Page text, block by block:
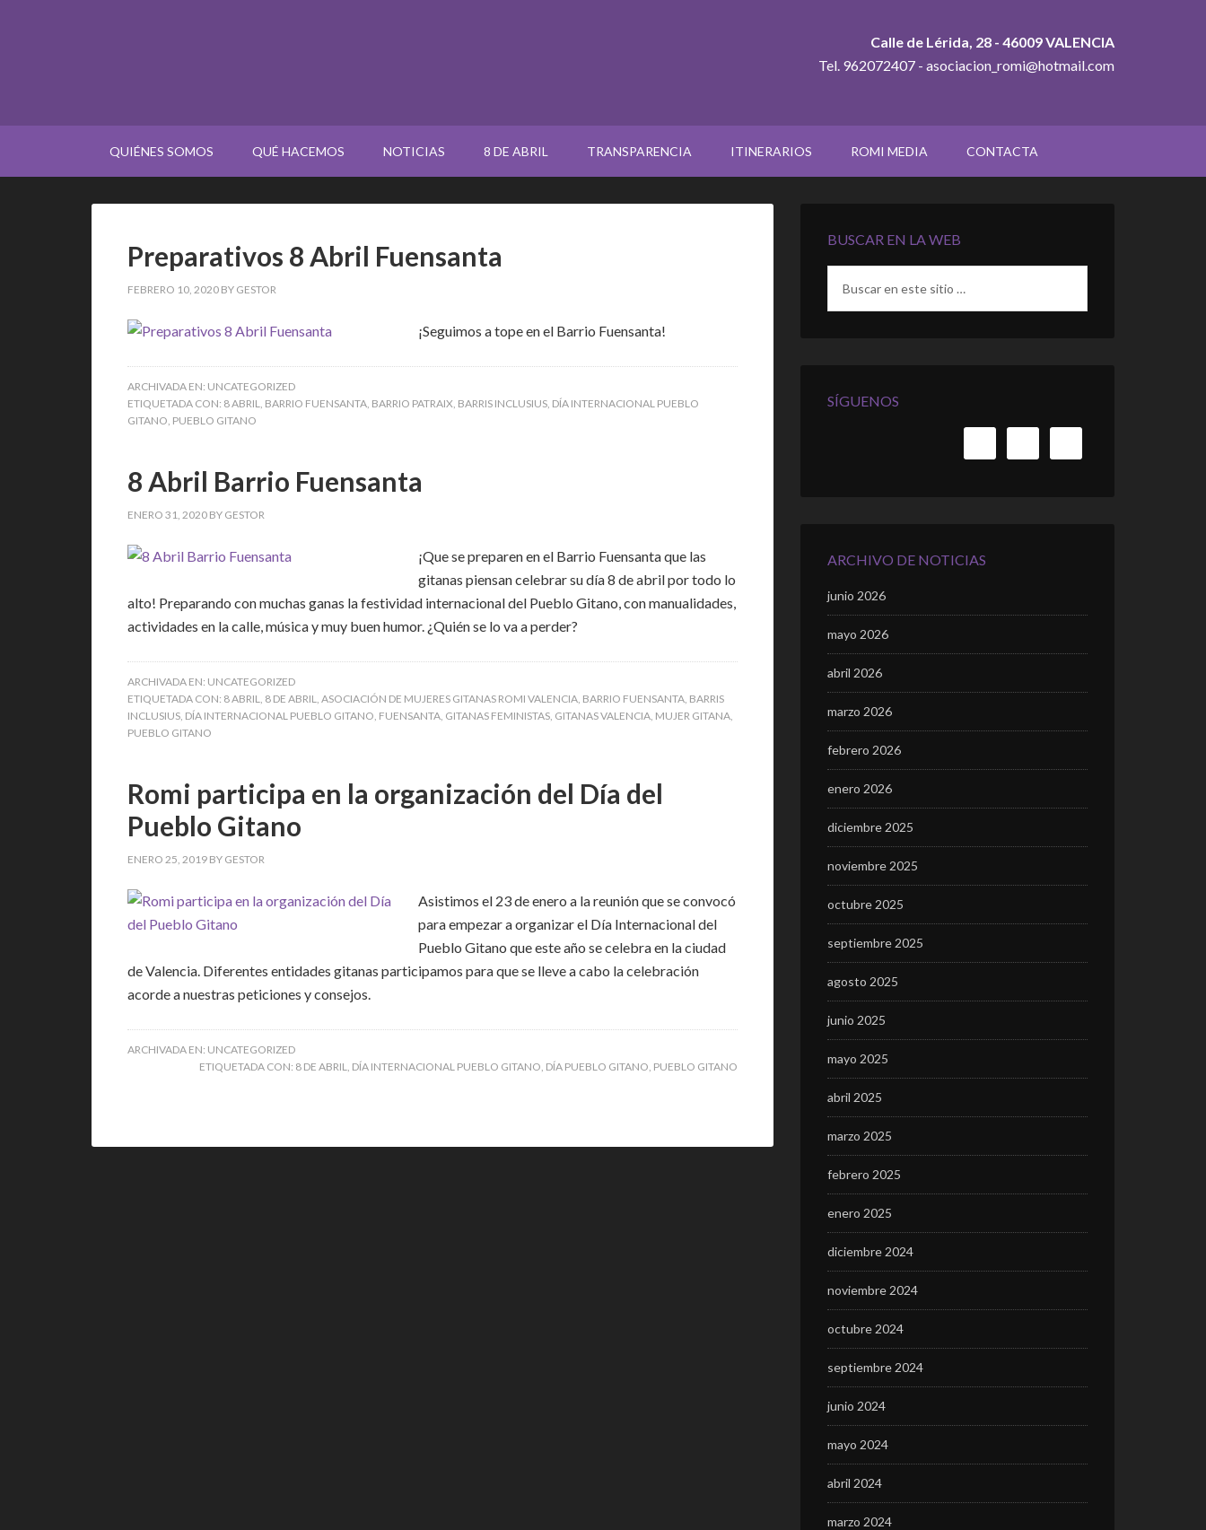
Calle de Lérida, 28 - 46009 VALENCIA
Tel. 962072407 - asociacion_romi@hotmail.com
QUIÉNES SOMOS QUÉ HACEMOS NOTICIAS 8 DE ABRIL TRANSPARENCIA ITINERARIOS ROMI MEDIA CONTACTA
Preparativos 8 Abril Fuensanta
FEBRERO 10, 2020 BY GESTOR
¡Seguimos a tope en el Barrio Fuensanta!
ARCHIVADA EN: UNCATEGORIZED
ETIQUETADA CON: 8 ABRIL, BARRIO FUENSANTA, BARRIO PATRAIX, BARRIS INCLUSIUS, DÍA INTERNACIONAL PUEBLO
GITANO, PUEBLO GITANO
8 Abril Barrio Fuensanta
ENERO 31, 2020 BY GESTOR
¡Que se preparen en el Barrio Fuensanta que las
gitanas piensan celebrar su día 8 de abril por todo lo
alto! Preparando con muchas ganas la festividad internacional del Pueblo Gitano, con manualidades,
actividades en la calle, música y muy buen humor. ¿Quién se lo va a perder?
ARCHIVADA EN: UNCATEGORIZED
ETIQUETADA CON: 8 ABRIL, 8 DE ABRIL, ASOCIACIÓN DE MUJERES GITANAS ROMI VALENCIA, BARRIO FUENSANTA, BARRIS
INCLUSIUS, DÍA INTERNACIONAL PUEBLO GITANO, FUENSANTA, GITANAS FEMINISTAS, GITANAS VALENCIA, MUJER GITANA,
PUEBLO GITANO
Romi participa en la organización del Día del
Pueblo Gitano
ENERO 25, 2019 BY GESTOR
Asistimos el 23 de enero a la reunión que se convocó
para empezar a organizar el Día Internacional del
Pueblo Gitano que este año se celebra en la ciudad
de Valencia. Diferentes entidades gitanas participamos para que se lleve a cabo la celebración
acorde a nuestras peticiones y consejos.
ARCHIVADA EN: UNCATEGORIZED
ETIQUETADA CON: 8 DE ABRIL, DÍA INTERNACIONAL PUEBLO GITANO, DÍA PUEBLO GITANO, PUEBLO GITANO
BUSCAR EN LA WEB
SÍGUENOS
ARCHIVO DE NOTICIAS
junio 2026
mayo 2026
abril 2026
marzo 2026
febrero 2026
enero 2026
diciembre 2025
noviembre 2025
octubre 2025
septiembre 2025
agosto 2025
junio 2025
mayo 2025
abril 2025
marzo 2025
febrero 2025
enero 2025
diciembre 2024
noviembre 2024
octubre 2024
septiembre 2024
junio 2024
mayo 2024
abril 2024
marzo 2024